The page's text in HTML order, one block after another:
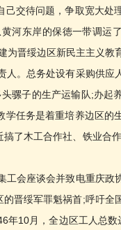
交待问题，争取宽大处
河东岸的保徳一带调运
为晋绥边区新民主主义教
人。总务处设有采购供应
骡子的生产运输队;办起
任务是着重培养边区的
了木工合作社、铁业合
会座谈会并致电重庆政
晋绥军罪魁祸首;呼吁全
年10月，全边区工人总数